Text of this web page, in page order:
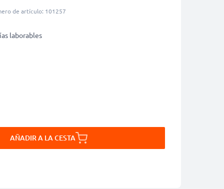
de artículo: 101257
laborables
AÑADIR A LA CESTA